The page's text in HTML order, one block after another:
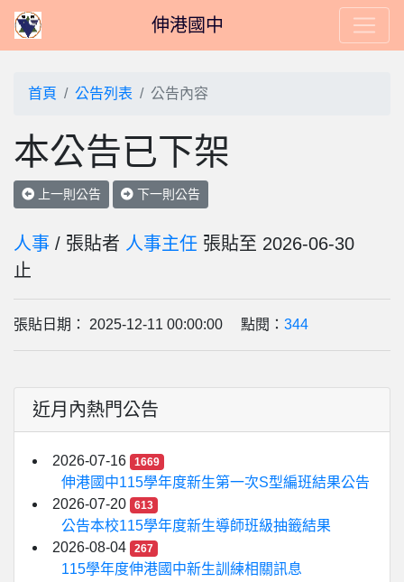
伸港國中
首頁 公告列表 公告內容
本公告已下架
上一則公告 下一則公告
人事 / 張貼者 人事主任 張貼至 2026-06-30
止
張貼日期： 2025-12-11 00:00:00 點閱： 344
近月內熱門公告
2026-07-16 1669
伸港國中115學年度新生第一次S型編班結果公告
2026-07-20
613
公告本校115學年度新生導師班級抽籤結果
2026-08-04
267
115學年度伸港國中新生訓練相關訊息